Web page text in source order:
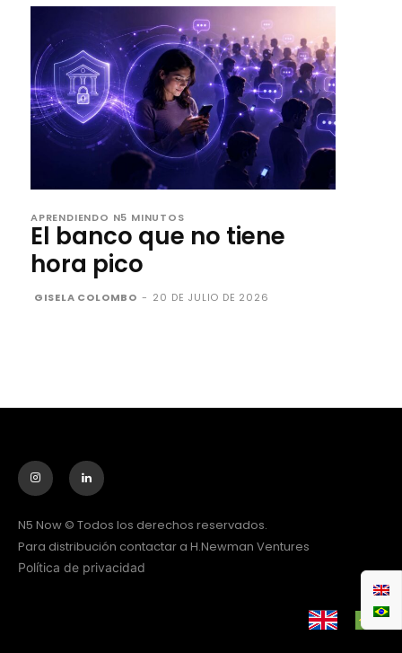
APRENDIENDO N5 MINUTOS
El banco que no tiene
hora pico
GISELA COLOMBO - 20 DE JULIO DE 2026
N5 Now © Todos los derechos reservados.
Para distribución contactar a H.Newman Ventures
Política de privacidad